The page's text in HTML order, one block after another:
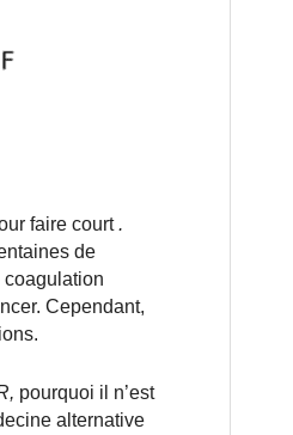
faire court.
de
Cependant,
pourquoi il n’est
alternative